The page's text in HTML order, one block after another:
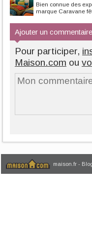
Bien connue des
marque Caravane
Ajouter un commentaire
Pour participer,
Maison.com ou
maison.fr -